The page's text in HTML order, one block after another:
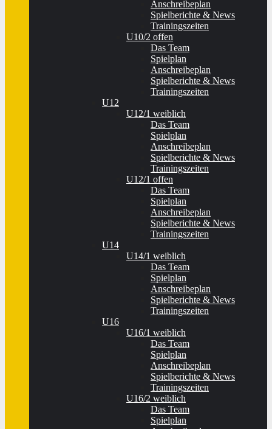
Anschreibeplan
Spielberichte & News
Trainingszeiten
U10/2 offen
Das Team
Spielplan
Anschreibeplan
Spielberichte & News
Trainingszeiten
U12
U12/1 weiblich
Das Team
Spielplan
Anschreibeplan
Spielberichte & News
Trainingszeiten
U12/1 offen
Das Team
Spielplan
Anschreibeplan
Spielberichte & News
Trainingszeiten
U14
U14/1 weiblich
Das Team
Spielplan
Anschreibeplan
Spielberichte & News
Trainingszeiten
U16
U16/1 weiblich
Das Team
Spielplan
Anschreibeplan
Spielberichte & News
Trainingszeiten
U16/2 weiblich
Das Team
Spielplan